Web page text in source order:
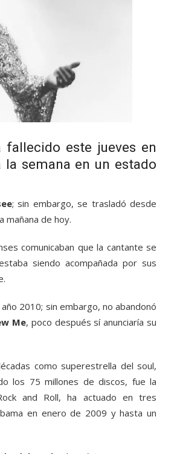
fallecido este jueves en
semana en un estado
; sin embargo, se trasladó desde
mañana de hoy.
comunicaban que la cantante se
siendo acompañada por sus
2010; sin embargo, no abandonó
Me, poco después sí anunciaría su
como superestrella del soul,
los 75 millones de discos, fue la
and Roll, ha actuado en tres
en enero de 2009 y hasta un